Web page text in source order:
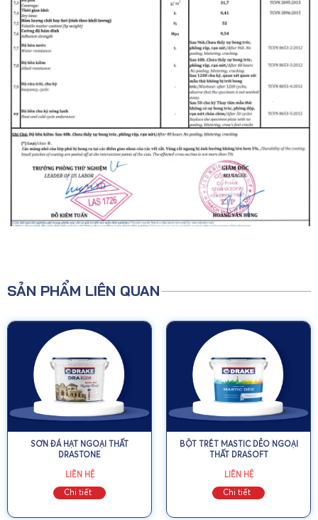
SẢN PHẨM LIÊN QUAN
SƠN ĐÁ HẠT NGOẠI THẤT
DRASTONE
LIÊN HỆ
Chi tiết
BỘT TRÉT MASTIC DẺO NGOẠI
THẤT DRASOFT
LIÊN HỆ
Chi tiết